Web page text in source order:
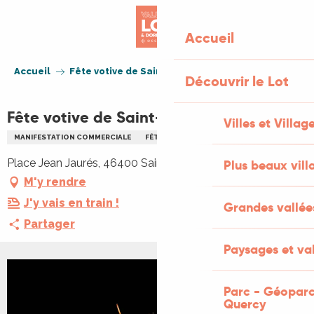
Accueil
Découvrir le Lot
Villes et
Plus beaux
Grandes
Paysages et
Parc -
Quercy
Accueil Fête votive de Saint-Céré
Fête votive de Saint-Céré
MANIFESTATION COMMERCIALE FÊTE VOTIVE
Place Jean Jaurés, 46400 Saint-Céré
M'y rendre
J'y vais en train !
Partager